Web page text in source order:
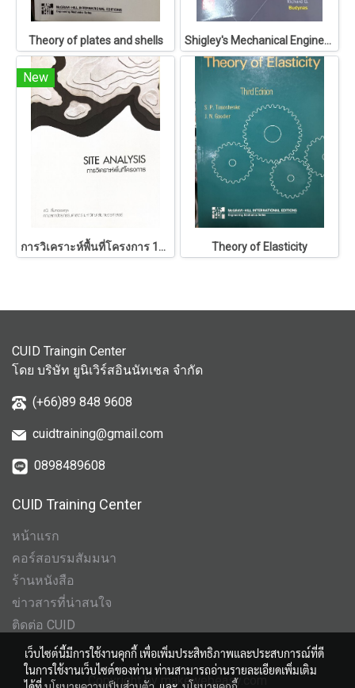
Theory of plates and shells Shigley's Mechanical Engineering Design
New
การวิเคราะห์พื้นที่โครงการ 146 Theory of Elasticity
CUID Traingin Center
โดย บริษัท ยูนิเวิร์สอินนัทเชล จำกัด
(+66)89 848 9608
cuidtraining@gmail.com
0898489608
CUID Training Center
หน้าแรก
คอร์สอบรมสัมมนา
ร้านหนังสือ
ข่าวสารที่น่าสนใจ
ติดต่อ CUID
Copyright by makewebeasy.com
เว็บไซต์นี้มีการใช้งานคุกกี้ เพื่อเพิ่มประสิทธิภาพและประสบการณ์ที่ดี
ในการใช้งานเว็บไซต์ของท่าน ท่านสามารถอ่านรายละเอียดเพิ่มเติม